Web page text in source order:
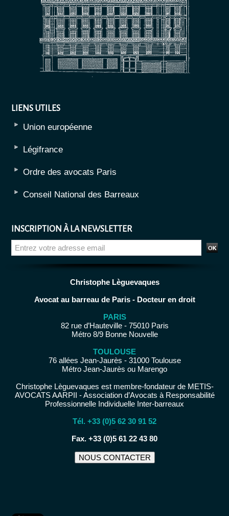
LIENS UTILES
Union européenne
Légifrance
Ordre des avocats Paris
Conseil National des Barreaux
INSCRIPTION À LA NEWSLETTER
Christophe Lèguevaques
Avocat au barreau de Paris - Docteur en droit
PARIS
82 rue d’Hauteville - 75010 Paris
Métro 8/9 Bonne Nouvelle
TOULOUSE
76 allées Jean-Jaurès - 31000 Toulouse
Métro Jean-Jaurès ou Marengo
Christophe Lèguevaques est membre-fondateur de METIS-
AVOCATS AARPII - Association d’Avocats à Responsabilité
Professionnelle Individuelle Inter-barreaux
Tél. +33 (0)5 62 30 91 52
−
Fax. +33 (0)5 61 22 43 80
NOUS CONTACTER